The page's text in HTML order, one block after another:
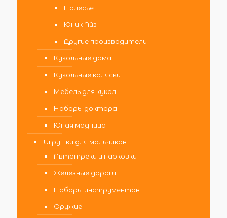
Полесье
Юник Айз
Другие производители
Кукольные дома
Кукольные коляски
Мебель для кукол
Наборы доктора
Юная модница
Игрушки для мальчиков
Автотреки и парковки
Железные дороги
Наборы инструментов
Оружие